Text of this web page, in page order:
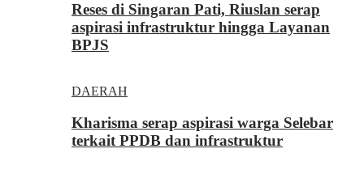
Reses di Singaran Pati, Riuslan serap
aspirasi infrastruktur hingga Layanan
BPJS
DAERAH
Kharisma serap aspirasi warga Selebar
terkait PPDB dan infrastruktur